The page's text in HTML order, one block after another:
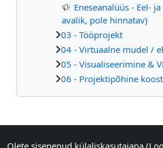
Eneseanalüüs - Eel-
avalik, pole hinnatav)
03 - Tööprojekt
04 - Virtuaalne mudel /
05 - Visualiseerimine &
06 - Projektipõhine
Supplementary
Olete sisenenud külaliskasutajana (